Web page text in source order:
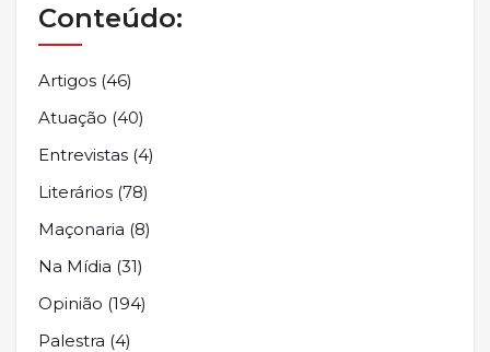
Conteúdo:
Artigos (46)
Atuação (40)
Entrevistas (4)
Literários (78)
Maçonaria (8)
Na Mídia (31)
Opinião (194)
Palestra (4)